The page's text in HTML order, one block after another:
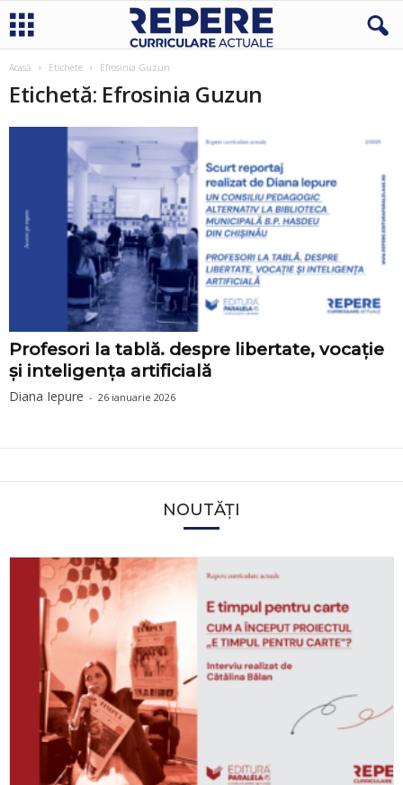
Acasă Etichete Efrosinia Guzun
Etichetă: Efrosinia Guzun
Profesori la tablă. despre libertate, vocație
și inteligența artificială
Diana Iepure - 26 ianuarie 2026
NOUTĂȚI